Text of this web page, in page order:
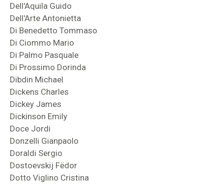
Dell'Aquila Guido
Dell'Arte Antonietta
Di Benedetto Tommaso
Di Ciommo Mario
Di Palmo Pasquale
Di Prossimo Dorinda
Dibdin Michael
Dickens Charles
Dickey James
Dickinson Emily
Doce Jordi
Donzelli Gianpaolo
Doraldi Sergio
Dostoevskij Fëdor
Dotto Viglino Cristina